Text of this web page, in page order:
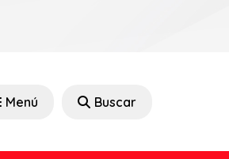
Menú Buscar